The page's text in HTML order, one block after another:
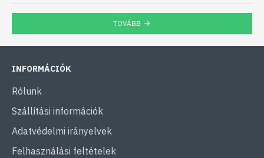
TOVÁBB
INFORMÁCIÓK
Rólunk
Szállítási információk
Adatvédelmi irányelvek
Felhasználási feltételek